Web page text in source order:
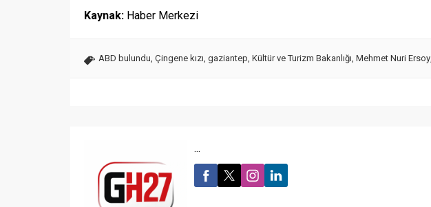
Kaynak: Haber Merkezi
ABD bulundu Çingene kızı gaziantep Kültür ve Turizm Bakanlığı Mehmet Nuri Ersoy
...